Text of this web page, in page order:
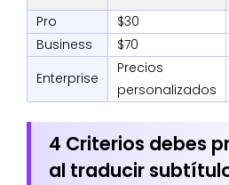
Pro
$30
Business
$70
Enterprise
Precios
personalizados
4 Criterios debes
al traducir